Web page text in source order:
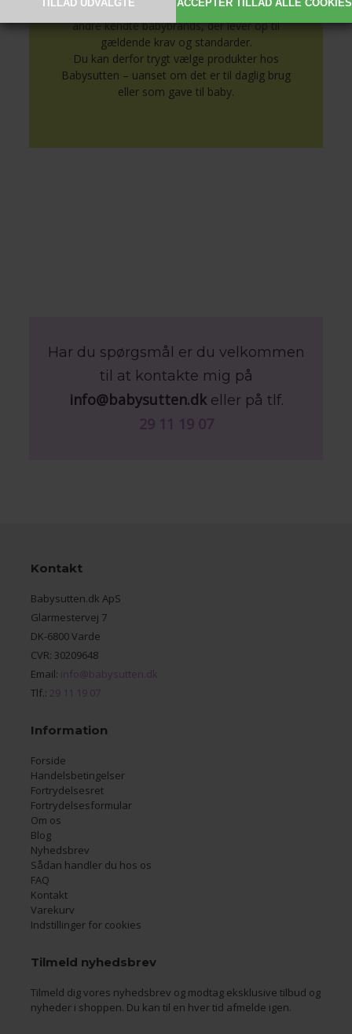
Vi fører populære mærker som BIBS og
andre kendte babybrands, der lever op til
gældende krav og standarder.
Du kan derfor trygt vælge produkter hos
Babysutten – uanset om det er til daglig brug
eller som gave til baby.
Har du spørgsmål er du velkommen
til at kontakte mig på
info@babysutten.dkeller på tlf.
29 11 19 07
Kontakt
Babysutten.dk ApS
Glarmestervej 7
DK-6800 Varde
CVR: 30209648
Email: info@babysutten.dk
Tlf.: 29 11 19 07
Information
Forside
Handelsbetingelser
Fortrydelsesret
Fortrydelsesformular
Om os
Blog
Nyhedsbrev
Sådan handler du hos os
FAQ
Kontakt
Varekurv
Indstillinger for cookies
Tilmeld nyhedsbrev
Tilmeld dig vores nyhedsbrev og modtag eksklusive tilbud og
nyheder i shoppen. Du kan til en hver tid afmelde igen.